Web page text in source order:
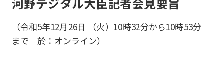
（令和5年12月26日 （火）10時32分から10時53分
まで 於：オンライン）